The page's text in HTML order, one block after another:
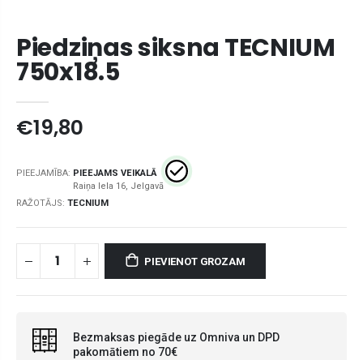
Piedziņas siksna TECNIUM
750x18.5
€19,80
PIEEJAMĪBA: PIEEJAMS VEIKALĀ
RAŽOTĀJS: TECNIUM
PIEVIENOT GROZAM
Bezmaksas piegāde uz Omniva un DPD
pakomātiem no 70€